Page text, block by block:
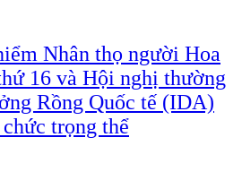
Nhân thọ người Hoa
16 và Hội nghị thường
Rồng Quốc tế (IDA)
trọng thể